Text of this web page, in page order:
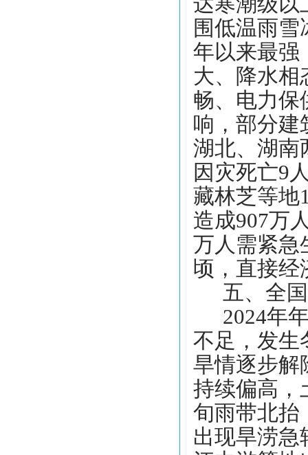
围低温雨
年以来最强
大、降水相
畅、电力保
响，部分建
湖北、湖南
因灾死亡9
藏林芝等地
造成907万
万人需紧急
顷，直接经
五、全
2024年
不足，发生
旱情逐步解
持续偏高，
旬雨带北抬
出现旱涝急